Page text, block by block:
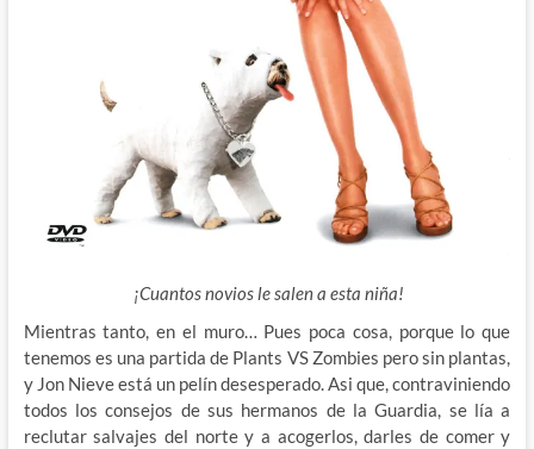
¡Cuantos novios le salen a esta niña!
Mientras tanto, en el muro… Pues poca cosa, porque lo que
tenemos es una partida de Plants VS Zombies pero sin plantas,
y Jon Nieve está un pelín desesperado. Asi que, contraviniendo
todos los consejos de sus hermanos de la Guardia, se lía a
reclutar salvajes del norte y a acogerlos, darles de comer y